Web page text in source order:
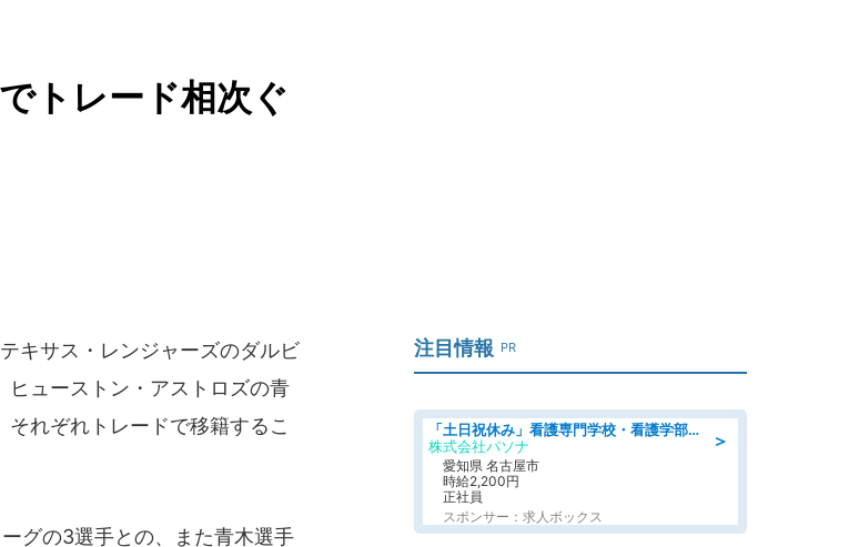
トレード相次ぐ
キサス・レンジャーズのダルビ
ューストン・アストロズの青
れぞれトレードで移籍するこ
グの3選手との、また青木選手
注目情報 PR
＞
「土日祝休み」看護専門学校・看護学部での教員業務/高時給/要資格:保健師、正看護師
株式会社パソナ
愛知県 名古屋市
時給2,200円
正社員
スポンサー：求人ボックス